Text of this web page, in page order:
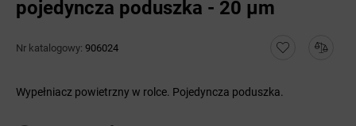
pojedyncza poduszka - 20 µm
Nr katalogowy: 906024
Wypełniacz powietrzny w rolce. Pojedyncza poduszka.